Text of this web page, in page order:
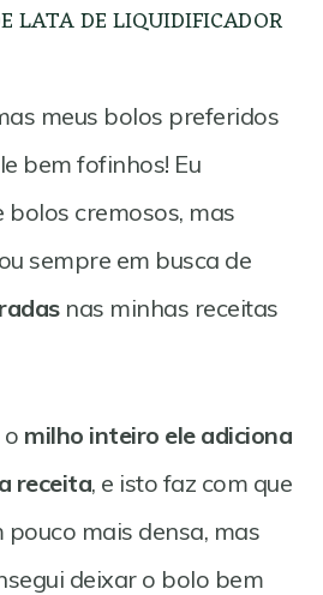
LATA DE LIQUIDIFICADOR
meus bolos preferidos
bem fofinhos! Eu
cremosos, mas
sempre em busca de
nas minhas receitas
milho inteiro ele adiciona
receita, e isto faz com que
pouco mais densa, mas
deixar o bolo bem